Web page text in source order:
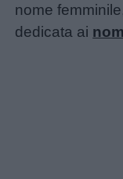
nome
dedicata ai